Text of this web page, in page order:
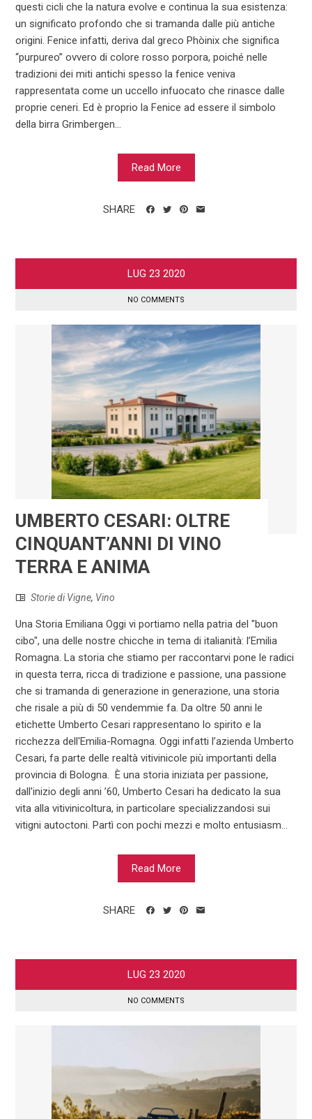
questi cicli che la natura evolve e continua la sua esistenza:
un significato profondo che si tramanda dalle più antiche
origini. Fenice infatti, deriva dal greco Phòinix che significa
“purpureo” ovvero di colore rosso porpora, poiché nelle
tradizioni dei miti antichi spesso la fenice veniva
rappresentata come un uccello infuocato che rinasce dalle
proprie ceneri. Ed è proprio la Fenice ad essere il simbolo
della birra Grimbergen...
Read More
SHARE
LUG 23 2020
NO COMMENTS
UMBERTO CESARI: OLTRE
CINQUANT’ANNI DI VINO
TERRA E ANIMA
Storie di Vigne, Vino
Una Storia Emiliana Oggi vi portiamo nella patria del "buon
cibo", una delle nostre chicche in tema di italianità: l’Emilia
Romagna. La storia che stiamo per raccontarvi pone le radici
in questa terra, ricca di tradizione e passione, una passione
che si tramanda di generazione in generazione, una storia
che risale a più di 50 vendemmie fa. Da oltre 50 anni le
etichette Umberto Cesari rappresentano lo spirito e la
ricchezza dell'Emilia-Romagna. Oggi infatti l’azienda Umberto
Cesari, fa parte delle realtà vitivinicole più importanti della
provincia di Bologna. È una storia iniziata per passione,
dall'inizio degli anni ’60, Umberto Cesari ha dedicato la sua
vita alla vitivinicoltura, in particolare specializzandosi sui
vitigni autoctoni. Partì con pochi mezzi e molto entusiasm...
Read More
SHARE
LUG 23 2020
NO COMMENTS